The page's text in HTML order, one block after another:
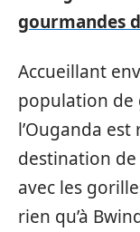
gourmandes
Accueillant
population de
l’Ouganda
destination
avec les
rien qu’à